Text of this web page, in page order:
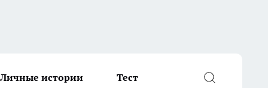
Личные истории Тест